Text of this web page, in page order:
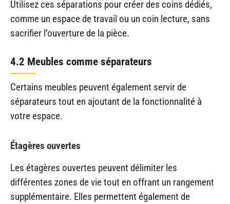
Utilisez ces séparations pour créer des coins dédiés,
comme un espace de travail ou un coin lecture, sans
sacrifier l’ouverture de la pièce.
4.2 Meubles comme séparateurs
Certains meubles peuvent également servir de
séparateurs tout en ajoutant de la fonctionnalité à
votre espace.
Étagères ouvertes
Les étagères ouvertes peuvent délimiter les
différentes zones de vie tout en offrant un rangement
supplémentaire. Elles permettent également de